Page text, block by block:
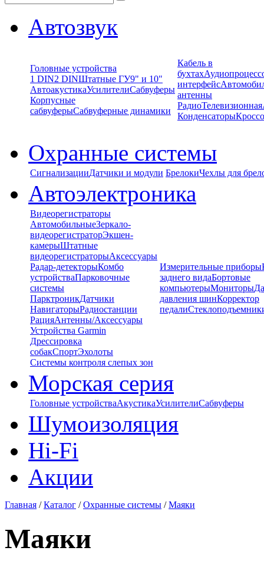
Автозвук
Головные устройства
1 DIN2 DINШтатные ГУ9" и 10"
АвтоакустикаУсилителиСабвуферы
Корпусные
сабвуферыСабвуферные динамики
Кабель в
бухтах
интерфейс
антенны
РадиоТелевизионная
Конденсаторы
Охранные системы
СигнализацииДатчики и модули БрелокиЧехлы для
Автоэлектроника
Видеорегистраторы
АвтомобильныеЗеркало-
видеорегистраторЭкшен-
камерыШтатные
видеорегистраторыАксессуары
Радар-детекторыКомбо
устройстваПарковочные
системы
ПарктроникДатчики
НавигаторыРадиостанции
РацияАнтенны/Аксессуары
Устройства Garmin
Дрессировка
собакСпортЭхолоты
Системы контроля слепых зон
Измерительные приборы
заднего видаБортовые
компьютерыМониторы
давления шинКорректор
педали
Морская серия
Головные устройстваАкустикаУсилителиСабвуферы
Шумоизоляция
Hi-Fi
Акции
Главная /Каталог /Охранные системы /Маяки
Маяки